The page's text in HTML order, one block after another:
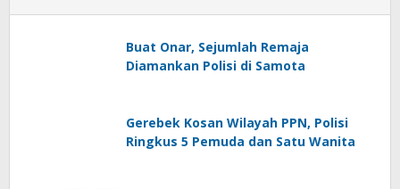
Buat Onar, Sejumlah Remaja
Diamankan Polisi di Samota
Gerebek Kosan Wilayah PPN, Polisi
Ringkus 5 Pemuda dan Satu Wanita